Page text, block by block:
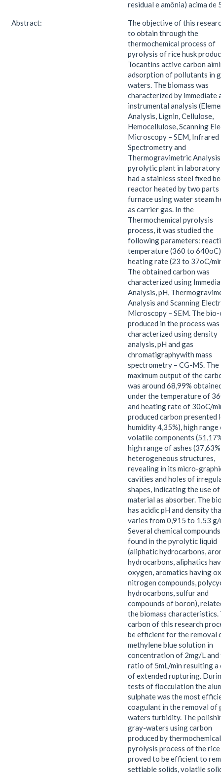
residual e amônia) acima de
Abstract:
The objective of this
to obtain through the
thermochemical process of
pyrolysis of rice husk
Tocantins active carbon
adsorption of pollutants in
waters. The biomass was
characterized by immediate
instrumental analysis
Analysis, Lignin, Cellulose,
Hemocellulose, Scanning
Microscopy – SEM, Infrared
Spectrometry and
Thermogravimetric
pyrolytic plant in laboratory
had a stainless steel fixed
reactor heated by two parts
furnace using water steam
as carrier gas. In the
Thermochemical pyrolysis
process, it was studied the
following parameters:
temperature (360 to
heating rate (23 to 37oC/
The obtained carbon was
characterized using
Analysis, pH,
Analysis and Scanning
Microscopy – SEM. The
produced in the process was
characterized using density
analysis, pH and gas
chromatigraphywith mass
spectrometry – CG-MS. The
maximum output of the
was around 68,99%
under the temperature of
and heating rate of 30oC/
produced carbon presented
humidity 4,35%), high range
volatile components
high range of ashes
heterogeneous structures,
revealing in its micro-
cavities and holes of
shapes, indicating the use
material as absorber. The
has acidic pH and density
varies from 0,915 to 1,53 g/
Several chemical
found in the pyrolytic liquid
(aliphatic hydrocarbons,
hydrocarbons, aliphatics
oxygen, aromatics having
nitrogen compounds,
hydrocarbons, sulfur and
compounds of boron),
the biomass characteristics.
carbon of this research
be efficient for the removal
methylene blue solution in
concentration of 2mg/L and
ratio of 5mL/min resulting a
of extended rupturing.
tests of flocculation the
sulphate was the most
coagulant in the removal of
waters turbidity. The
gray-waters using carbon
produced by thermochemical
pyrolysis process of the rice
proved to be efficient to
settlable solids, volatile